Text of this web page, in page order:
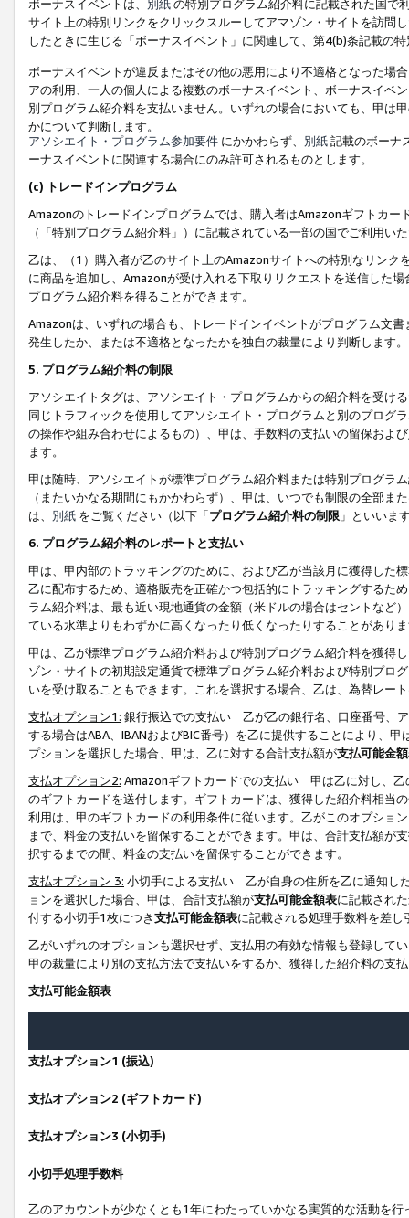
ボーナスイベントは、 別紙の特別プログラム紹介料に記載された国で
サイト上の特別リンクをクリックスルーしてアマゾン・サイトを訪問
したときに生じる「ボーナスイベント」に関連して、第4(b)条記載の
ボーナスイベントが違反またはその他の悪用により不適格となった場
アの利用、一人の個人による複数のボーナスイベント、ボーナスイベ
別プログラム紹介料を支払いません。いずれの場合においても、甲は
かについて判断します。
アソシエイト・プログラム参加要件 にかかわらず、 別紙記載のボーナ
ーナスイベントに関連する場合にのみ許可されるものとします。
(c) トレードインプログラム
Amazonのトレードインプログラムでは、購入者はAmazonギフトカ
（「特別プログラム紹介料」）に記載されている一部の国でご利用い
乙は、（1）購入者が乙のサイト上のAmazonサイトへの特別なリン
に商品を追加し、Amazonが受け入れる下取りリクエストを送信した
プログラム紹介料を得ることができます。
Amazonは、いずれの場合も、トレードインイベントがプログラム文
発生したか、または不適格となったかを独自の裁量により判断します。
5. プログラム紹介料の制限
アソシエイトタグは、アソシエイト・プログラムからの紹介料を受け
同じトラフィックを使用してアソシエイト・プログラムと別のプログ
の操作や組み合わせによるもの）、甲は、手数料の支払いの留保およ
ます。
甲は随時、アソシエイトが標準プログラム紹介料または特別プログラ
（またいかなる期間にもかかわらず）、甲は、いつでも制限の全部
は、 別紙 をご覧ください（以下「プログラム紹介料の制限 」といいま
6. プログラム紹介料のレポートと支払い
甲は、甲内部のトラッキングのために、および乙が当該月に獲得した
乙に配布するため、適格販売を正確かつ包括的にトラッキングするた
ラム紹介料は、最も近い現地通貨の金額（米ドルの場合はセントなど
ている水準よりもわずかに高くなったり低くなったりすることがあり
甲は、乙が標準プログラム紹介料および特別プログラム紹介料を獲得
ゾン・サイトの初期設定通貨で標準プログラム紹介料および特別プロ
いを受け取ることもできます。これを選択する場合、乙は、為替レー
支払オプション1: 銀行振込での支払い 乙が乙の銀行名、口座番号、
する場合はABA、IBANおよびBIC番号）を乙に提供することにより、
プションを選択した場合、甲は、乙に対する合計支払額が支払可能金
支払オプション2: Amazonギフトカードでの支払い 甲は乙に対し、乙
のギフトカードを送付します。ギフトカードは、獲得した紹介料相当
利用は、甲のギフトカードの利用条件に従います。乙がこのオプショ
まで、料金の支払いを留保することができます。甲は、合計支払額が
択するまでの間、料金の支払いを留保することができます。
支払オプション 3: 小切手による支払い 乙が自身の住所を乙に通知し
ョンを選択した場合、甲は、合計支払額が支払可能金額表に記載され
付する小切手1枚につき支払可能金額表に記載される処理手数料を差し
乙がいずれのオプションも選択せず、支払用の有効な情報も登録して
甲の裁量により別の支払方法で支払いをするか、獲得した紹介料の支
支払可能金額表
支払オプション1 (振込)
支払オプション2 (ギフトカード)
支払オプション3 (小切手)
小切手処理手数料
乙のアカウントが少なくとも1年にわたっていかなる実質的な活動を